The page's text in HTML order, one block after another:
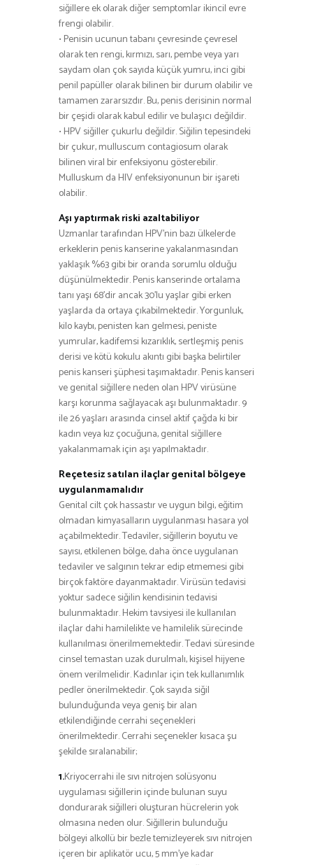
siğillere ek olarak diğer semptomlar ikincil evre
frengi olabilir.
• Penisin ucunun tabanı çevresinde çevresel
olarak ten rengi, kırmızı, sarı, pembe veya yarı
saydam olan çok sayıda küçük yumru, inci gibi
penil papüller olarak bilinen bir durum olabilir ve
tamamen zararsızdır. Bu, penis derisinin normal
bir çeşidi olarak kabul edilir ve bulaşıcı değildir.
• HPV siğiller çukurlu değildir. Siğilin tepesindeki
bir çukur, mulluscum contagiosum olarak
bilinen viral bir enfeksiyonu gösterebilir.
Mulluskum da HIV enfeksiyonunun bir işareti
olabilir.
Aşı yaptırmak riski azaltabiliyor
Uzmanlar tarafından HPV’nin bazı ülkelerde
erkeklerin penis kanserine yakalanmasından
yaklaşık %63 gibi bir oranda sorumlu olduğu
düşünülmektedir. Penis kanserinde ortalama
tanı yaşı 68’dir ancak 30’lu yaşlar gibi erken
yaşlarda da ortaya çıkabilmektedir. Yorgunluk,
kilo kaybı, penisten kan gelmesi, peniste
yumrular, kadifemsi kızarıklık, sertleşmiş penis
derisi ve kötü kokulu akıntı gibi başka belirtiler
penis kanseri şüphesi taşımaktadır. Penis kanseri
ve genital siğillere neden olan HPV virüsüne
karşı korunma sağlayacak aşı bulunmaktadır. 9
ile 26 yaşları arasında cinsel aktif çağda ki bir
kadın veya kız çocuğuna, genital siğillere
yakalanmamak için aşı yapılmaktadır.
Reçetesiz satılan ilaçlar genital bölgeye
uygulanmamalıdır
Genital cilt çok hassastır ve uygun bilgi, eğitim
olmadan kimyasalların uygulanması hasara yol
açabilmektedir. Tedaviler, siğillerin boyutu ve
sayısı, etkilenen bölge, daha önce uygulanan
tedaviler ve salgının tekrar edip etmemesi gibi
birçok faktöre dayanmaktadır. Virüsün tedavisi
yoktur sadece siğilin kendisinin tedavisi
bulunmaktadır. Hekim tavsiyesi ile kullanılan
ilaçlar dahi hamilelikte ve hamilelik sürecinde
kullanılması önerilmemektedir. Tedavi süresinde
cinsel temastan uzak durulmalı, kişisel hijyene
önem verilmelidir. Kadınlar için tek kullanımlık
pedler önerilmektedir. Çok sayıda siğil
bulunduğunda veya geniş bir alan
etkilendiğinde cerrahi seçenekleri
önerilmektedir. Cerrahi seçenekler kısaca şu
şekilde sıralanabilir;
1.Kriyocerrahi ile sıvı nitrojen solüsyonu
uygulaması siğillerin içinde bulunan suyu
dondurarak siğilleri oluşturan hücrelerin yok
olmasına neden olur. Siğillerin bulunduğu
bölgeyi alkollü bir bezle temizleyerek sıvı nitrojen
içeren bir aplikatör ucu, 5 mm’ye kadar